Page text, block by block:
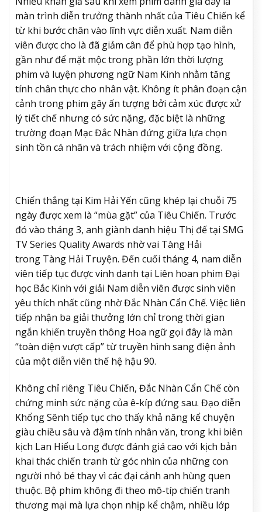
màn trình diễn trưởng thành nhất của Tiêu Chiến kể
từ khi bước chân vào lĩnh vực diễn xuất. Nam diễn
viên được cho là đã giảm cân để phù hợp tạo hình,
gần như để mặt mộc trong phần lớn thời lượng
phim và luyện phương ngữ Nam Kinh nhằm tăng
tính chân thực cho nhân vật. Không ít phân đoạn cận
cảnh trong phim gây ấn tượng bởi cảm xúc được xử
lý tiết chế nhưng có sức nặng, đặc biệt là những
trường đoạn Mạc Đắc Nhàn đứng giữa lựa chọn
sinh tồn cá nhân và trách nhiệm với cộng đồng.
Chiến thắng tại Kim Hải Yến cũng khép lại chuỗi 75
ngày được xem là “mùa gặt” của Tiêu Chiến. Trước
đó vào tháng 3, anh giành danh hiệu Thị đế tại SMG
TV Series Quality Awards nhờ vai Tàng Hải
trong Tàng Hải Truyện. Đến cuối tháng 4, nam diễn
viên tiếp tục được vinh danh tại Liên hoan phim Đại
học Bắc Kinh với giải Nam diễn viên được sinh viên
yêu thích nhất cũng nhờ Đắc Nhàn Cẩn Chế. Việc liên
tiếp nhận ba giải thưởng lớn chỉ trong thời gian
ngắn khiến truyền thông Hoa ngữ gọi đây là màn
“toàn diện vượt cấp” từ truyền hình sang điện ảnh
của một diễn viên thế hệ hậu 90.
Không chỉ riêng Tiêu Chiến, Đắc Nhàn Cẩn Chế còn
chứng minh sức nặng của ê-kíp đứng sau. Đạo diễn
Khổng Sênh tiếp tục cho thấy khả năng kể chuyện
giàu chiều sâu và đậm tính nhân văn, trong khi biên
kịch Lan Hiểu Long được đánh giá cao với kịch bản
khai thác chiến tranh từ góc nhìn của những con
người nhỏ bé thay vì các đại cảnh anh hùng quen
thuộc. Bộ phim không đi theo mô-típ chiến tranh
thương mại mà lựa chọn nhịp kể chậm, nhiều lớp